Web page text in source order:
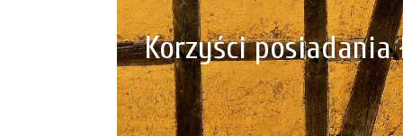
Korzyści posiadania